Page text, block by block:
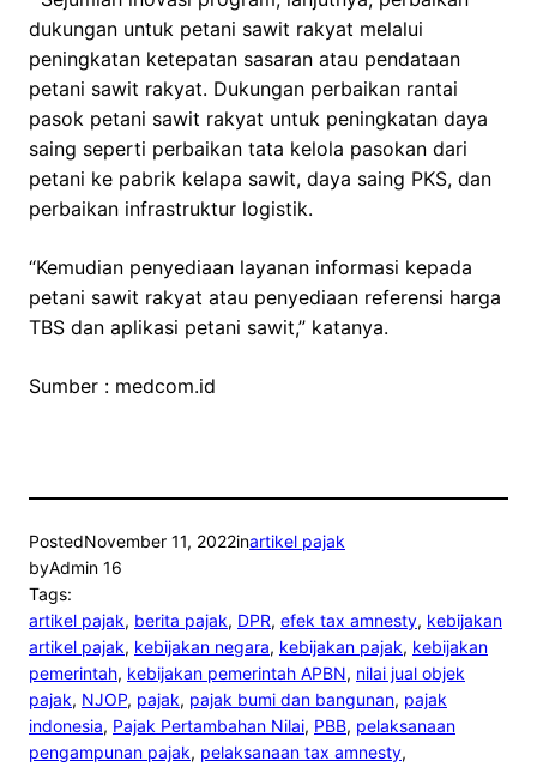
dukungan untuk petani sawit rakyat melalui
peningkatan ketepatan sasaran atau pendataan
petani sawit rakyat. Dukungan perbaikan rantai
pasok petani sawit rakyat untuk peningkatan daya
saing seperti perbaikan tata kelola pasokan dari
petani ke pabrik kelapa sawit, daya saing PKS, dan
perbaikan infrastruktur logistik.
“Kemudian penyediaan layanan informasi kepada
petani sawit rakyat atau penyediaan referensi harga
TBS dan aplikasi petani sawit,” katanya.
Sumber : medcom.id
PostedNovember 11, 2022inartikel pajak
byAdmin 16
Tags:
artikel pajak, berita pajak, DPR, efek tax amnesty, kebijakan
artikel pajak, kebijakan negara, kebijakan pajak, kebijakan
pemerintah, kebijakan pemerintah APBN, nilai jual objek
pajak, NJOP, pajak, pajak bumi dan bangunan, pajak
indonesia, Pajak Pertambahan Nilai, PBB, pelaksanaan
pengampunan pajak, pelaksanaan tax amnesty